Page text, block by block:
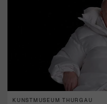
KUNSTMUSEUM THURGAU